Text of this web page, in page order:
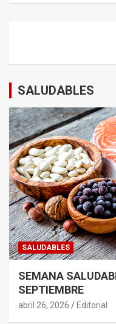
SALUDABLES
SALUDABLES
SEMANA
SEPTIEMBRE
abril 26, 2026 Editorial